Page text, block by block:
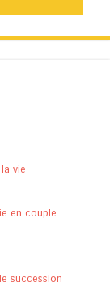
vie
en couple
succession